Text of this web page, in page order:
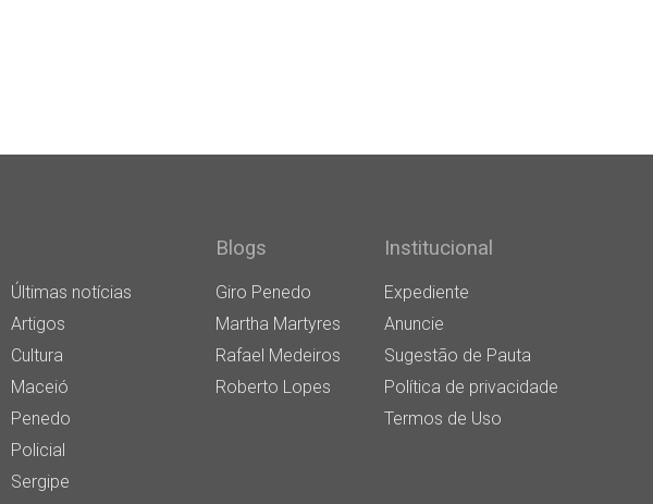
Últimas notícias
Artigos
Cultura
Maceió
Penedo
Policial
Sergipe
Blogs
Giro Penedo
Martha Martyres
Rafael Medeiros
Roberto Lopes
Institucional
Expediente
Anuncie
Sugestão de Pauta
Política de privacidade
Termos de Uso